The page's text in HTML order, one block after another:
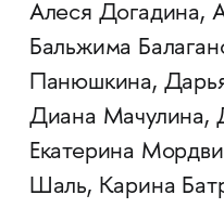
Алеся Догадина,
Бальжима
Панюшкина,
Диана Мачулина,
Екатерина
Шаль, Карина